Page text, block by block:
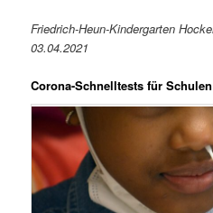
Friedrich-Heun-Kindergarten
03.04.2021
Corona-Schnelltests für Schulen